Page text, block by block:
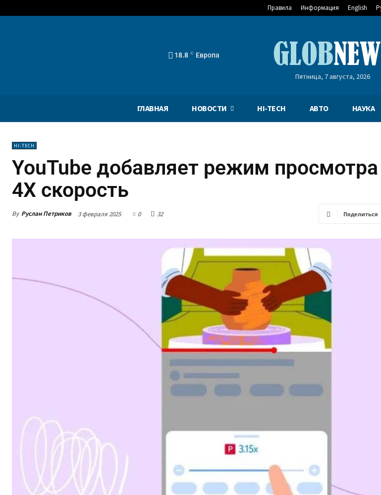
Правила Информация English
18.8 C Европа
Пятница, 7 августа, 2026
ГЛАВНАЯ НОВОСТИ HI-TECH АВТО НАУКА
HI-TECH
YouTube добавляет режим
4X скорость
By Руслан Петриков 3 февраля 2025 0 32 Поделиться